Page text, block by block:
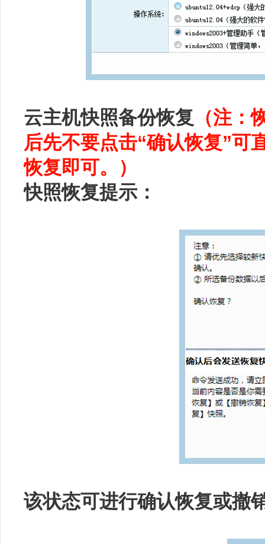
云主机快照备份恢复 （注：
后先不要点击“确认恢复”可
恢复即可。）
快照恢复提示：
该状态可进行确认恢复或撤